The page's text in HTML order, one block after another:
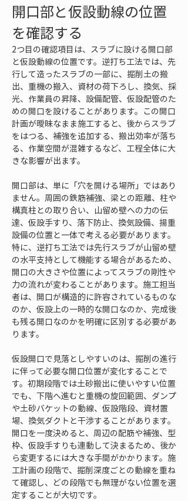
開口部と仮設動線の位置
を確認する
2つ目の確認項目は、スラブに設ける開口部
と仮設動線の位置です。逆打ち工法では、先
行して造ったスラブの一部に、掘削土の搬
出、重機の搬入、資材の荷下ろし、換気、採
光、作業員の昇降、設備配管、仮設配管のた
めの開口を設けることがあります。この開口
計画が曖昧なまま施工すると、後からスラブ
をはつる、補強を追加する、搬出効率が落ち
る、作業空間が混雑するなど、工程全体に大
きな影響が出ます。
開口部は、単に「穴を開ける場所」ではあり
ません。周囲の鉄筋補強、梁との距離、柱や
構真柱との取り合い、山留め壁への力の伝
達、仮設手すり、落下防止、換気設備、揚重
設備の位置と一体で考える必要があります。
特に、逆打ち工法では先行スラブが山留め壁
の水平支持として機能する場合があるため、
開口の大きさや位置によってスラブの剛性や
力の流れが変わることがあります。施工担当
者は、開口が構造的に許容されているものな
のか、仮設上の一時的な開口なのか、完成後
も残る開口なのかを明確に区別する必要があ
ります。
仮設開口で見落としやすいのは、掘削の進行
に伴って必要な開口位置が変化することで
す。初期段階では土砂搬出に使いやすい位置
でも、下階へ進むと重機の旋回範囲、ダンプ
や土砂バケットの動線、仮設階段、資材置
場、換気ダクトと干渉することがあります。
開口を一度決めると、周辺の配筋や補強、型
枠、仮設手すりも連動して決まるため、後か
ら変更するには大きな手間がかかります。施
工計画の段階で、掘削深度ごとの動線を重ね
て確認し、どの段階でも無理がない位置を選
定することが大切です。